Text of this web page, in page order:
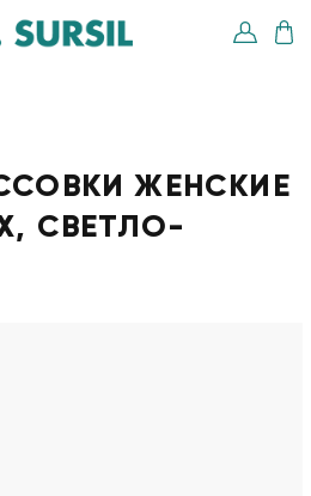
ЖЕНСКИЕ
СВЕТЛО-